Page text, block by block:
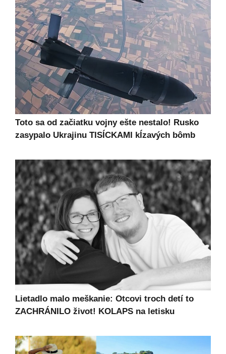
Toto sa od začiatku vojny ešte nestalo! Rusko
zasypalo Ukrajinu TISÍCKAMI kĺzavých bômb
Lietadlo malo meškanie: Otcovi troch detí to
ZACHRÁNILO život! KOLAPS na letisku